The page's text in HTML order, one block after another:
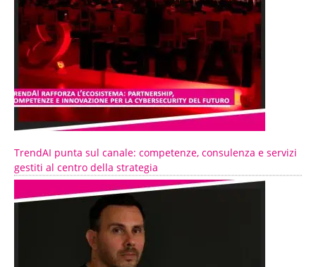
TrendAI punta sul canale: competenze, consulenza e servizi
gestiti al centro della strategia